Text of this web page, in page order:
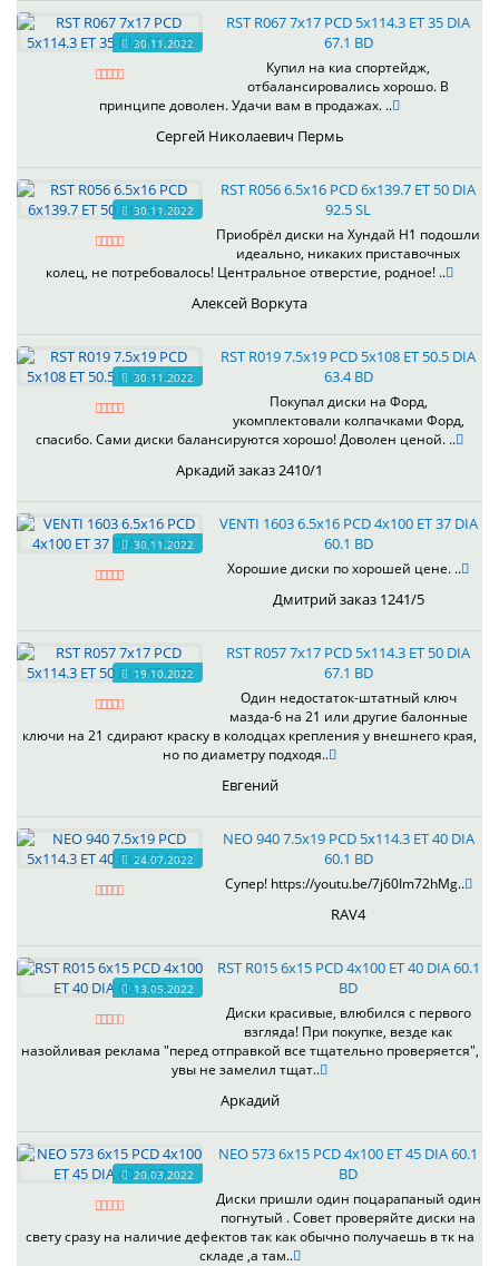
30.11.2022
RST R067 7x17 PCD 5x114.3 ET 35 DIA
67.1 BD
Купил на киа спортейдж,
отбалансировались хорошо. В
принципе доволен. Удачи вам в продажах. ..
Сергей Николаевич Пермь
30.11.2022
RST R056 6.5x16 PCD 6x139.7 ET 50 DIA
92.5 SL
Приобрёл диски на Хундай H1 подошли
идеально, никаких приставочных
колец, не потребовалось! Центральное отверстие, родное! ..
Алексей Воркута
30.11.2022
RST R019 7.5x19 PCD 5x108 ET 50.5 DIA
63.4 BD
Покупал диски на Форд,
укомплектовали колпачками Форд,
спасибо. Сами диски балансируются хорошо! Доволен ценой. ..
Аркадий заказ 2410/1
30.11.2022
VENTI 1603 6.5x16 PCD 4x100 ET 37 DIA
60.1 BD
Хорошие диски по хорошей цене. ..
Дмитрий заказ 1241/5
19.10.2022
RST R057 7x17 PCD 5x114.3 ET 50 DIA
67.1 BD
Один недостаток-штатный ключ
мазда-6 на 21 или другие балонные
ключи на 21 сдирают краску в колодцах крепления у внешнего края,
но по диаметру подходя..
Евгений
24.07.2022
NEO 940 7.5x19 PCD 5x114.3 ET 40 DIA
60.1 BD
Супер! https://youtu.be/7j60Im72hMg..
RAV4
13.05.2022
RST R015 6x15 PCD 4x100 ET 40 DIA 60.1
BD
Диски красивые, влюбился с первого
взгляда! При покупке, везде как
назойливая реклама "перед отправкой все тщательно проверяется",
увы не замелил тщат..
Аркадий
20.03.2022
NEO 573 6x15 PCD 4x100 ET 45 DIA 60.1
BD
Диски пришли один поцарапаный один
погнутый . Совет проверяйте диски на
свету сразу на наличие дефектов так как обычно получаешь в тк на
складе ,а там..